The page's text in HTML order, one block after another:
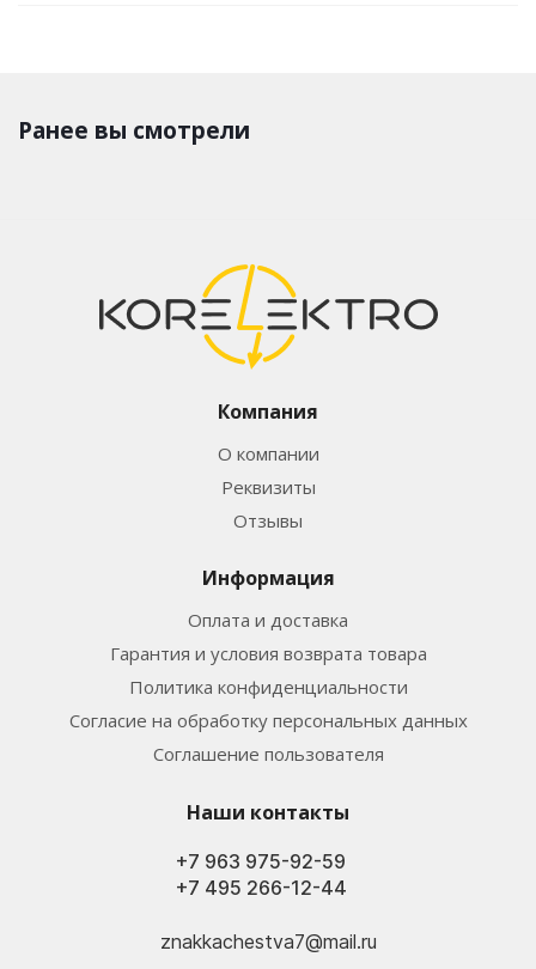
Ранее вы смотрели
Компания
О компании
Реквизиты
Отзывы
Информация
Оплата и доставка
Гарантия и условия возврата товара
Политика конфиденциальности
Согласие на обработку персональных данных
Соглашение пользователя
Наши контакты
+7 495 266-12-44
+7 963 975-92-59
znakkachestva7@mail.ru